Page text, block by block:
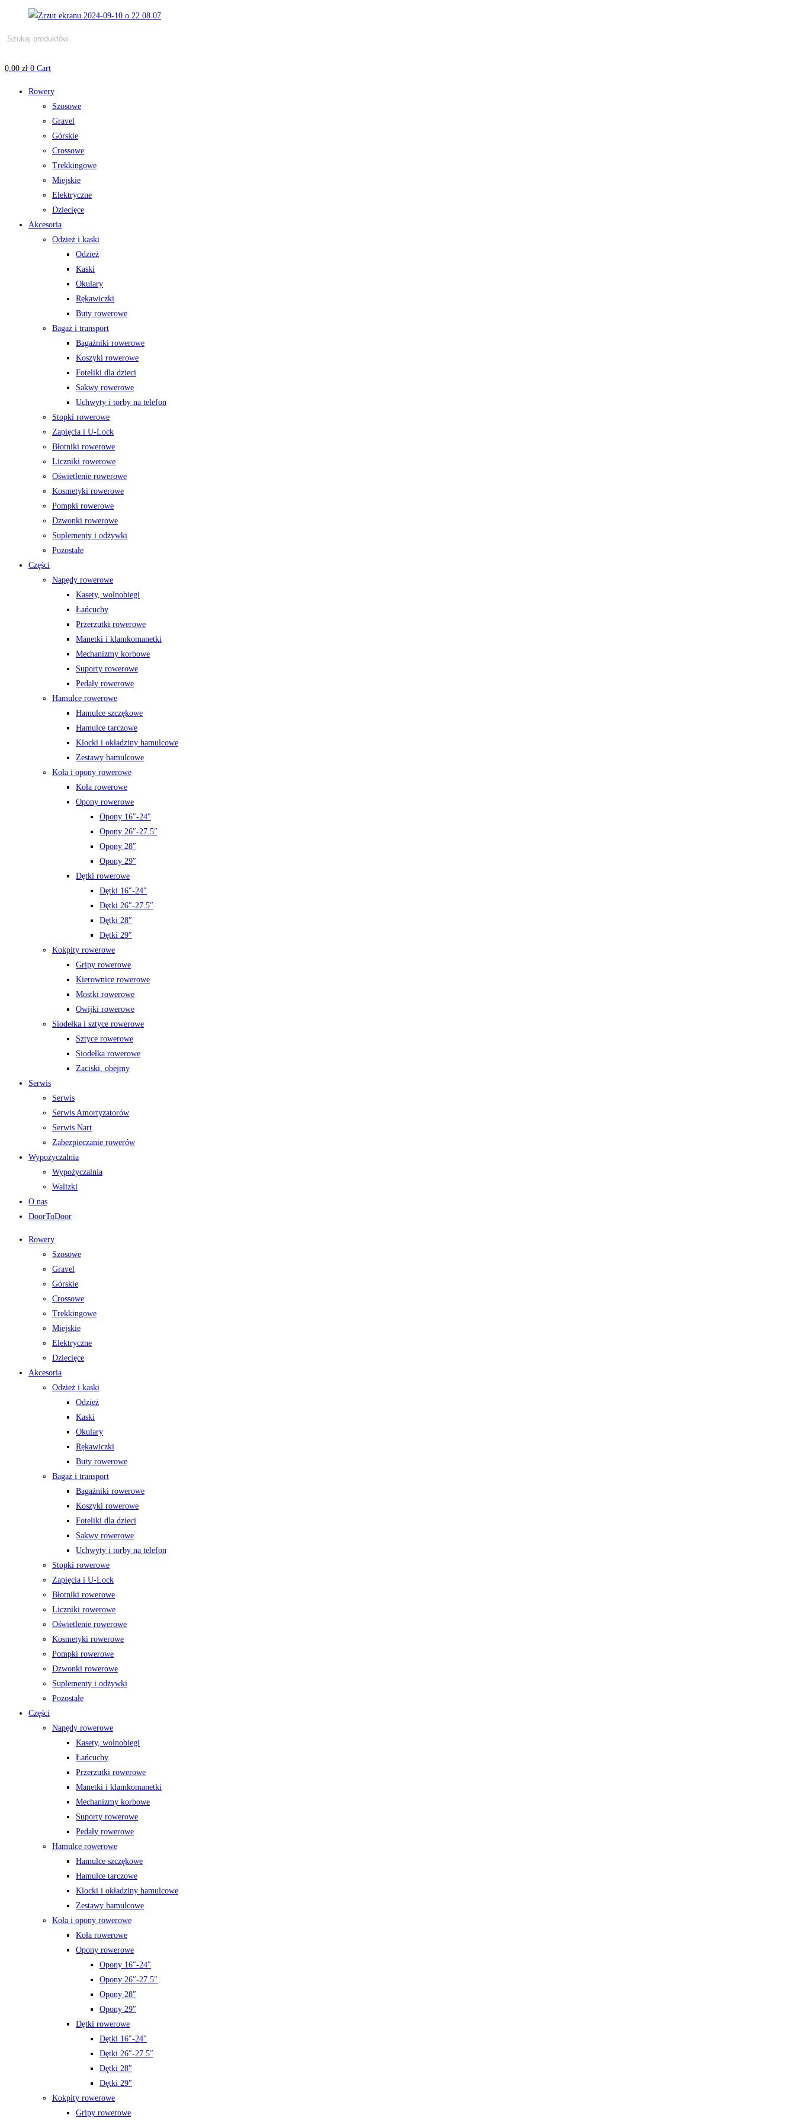
Wyszukiwarka
0,00 zł 0 Cart
Rowery
Szosowe
Gravel
Górskie
Crossowe
Trekkingowe
Miejskie
Elektryczne
Dziecięce
Akcesoria
Odzież i kaski
Odzież
Kaski
Okulary
Rękawiczki
Buty rowerowe
Bagaż i transport
Bagażniki rowerowe
Koszyki rowerowe
Foteliki dla dzieci
Sakwy rowerowe
Uchwyty i torby na telefon
Stopki rowerowe
Zapięcia i U-Lock
Błotniki rowerowe
Liczniki rowerowe
Oświetlenie rowerowe
Kosmetyki rowerowe
Pompki rowerowe
Dzwonki rowerowe
Suplementy i odżywki
Pozostałe
Części
Napędy rowerowe
Kasety, wolnobiegi
Łańcuchy
Przerzutki rowerowe
Manetki i klamkomanetki
Mechanizmy korbowe
Suporty rowerowe
Pedały rowerowe
Hamulce rowerowe
Hamulce szczękowe
Hamulce tarczowe
Klocki i okładziny hamulcowe
Zestawy hamulcowe
Koła i opony rowerowe
Koła rowerowe
Opony rowerowe
Opony 16″-24″
Opony 26″-27.5″
Opony 28″
Opony 29″
Dętki rowerowe
Dętki 16″-24″
Dętki 26″-27.5″
Dętki 28″
Dętki 29″
Kokpity rowerowe
Gripy rowerowe
Kierownice rowerowe
Mostki rowerowe
Owijki rowerowe
Siodełka i sztyce rowerowe
Sztyce rowerowe
Siodełka rowerowe
Zaciski, obejmy
Serwis
Serwis
Serwis Amortyzatorów
Serwis Nart
Zabezpieczanie rowerów
Wypożyczalnia
Wypożyczalnia
Walizki
O nas
DoorToDoor
Rowery
Szosowe
Gravel
Górskie
Crossowe
Trekkingowe
Miejskie
Elektryczne
Dziecięce
Akcesoria
Odzież i kaski
Odzież
Kaski
Okulary
Rękawiczki
Buty rowerowe
Bagaż i transport
Bagażniki rowerowe
Koszyki rowerowe
Foteliki dla dzieci
Sakwy rowerowe
Uchwyty i torby na telefon
Stopki rowerowe
Zapięcia i U-Lock
Błotniki rowerowe
Liczniki rowerowe
Oświetlenie rowerowe
Kosmetyki rowerowe
Pompki rowerowe
Dzwonki rowerowe
Suplementy i odżywki
Pozostałe
Części
Napędy rowerowe
Kasety, wolnobiegi
Łańcuchy
Przerzutki rowerowe
Manetki i klamkomanetki
Mechanizmy korbowe
Suporty rowerowe
Pedały rowerowe
Hamulce rowerowe
Hamulce szczękowe
Hamulce tarczowe
Klocki i okładziny hamulcowe
Zestawy hamulcowe
Koła i opony rowerowe
Koła rowerowe
Opony rowerowe
Opony 16″-24″
Opony 26″-27.5″
Opony 28″
Opony 29″
Dętki rowerowe
Dętki 16″-24″
Dętki 26″-27.5″
Dętki 28″
Dętki 29″
Kokpity rowerowe
Gripy rowerowe